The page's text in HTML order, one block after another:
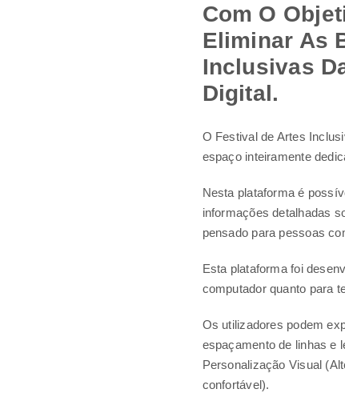
Com O
Eliminar As
Inclusivas
Digital.
O Festival de Artes
espaço inteiramente
Nesta plataforma é
informações detalhadas
pensado para pessoas
Esta plataforma foi
computador quanto para
Os utilizadores podem
espaçamento de linhas e
Personalização Visual
confortável).